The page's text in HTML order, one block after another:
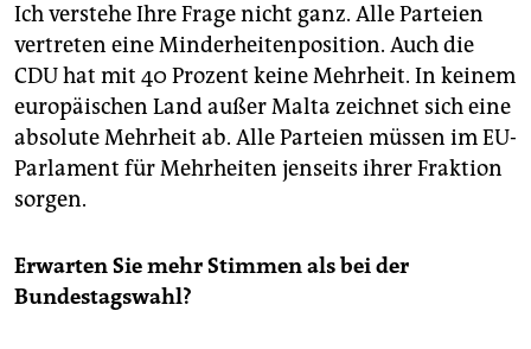
Ich verstehe Ihre Frage nicht ganz. Alle Parteien
vertreten eine Minderheitenposition. Auch die
CDU hat mit 40 Prozent keine Mehrheit. In keinem
europäischen Land außer Malta zeichnet sich eine
absolute Mehrheit ab. Alle Parteien müssen im EU-
Parlament für Mehrheiten jenseits ihrer Fraktion
sorgen.
Erwarten Sie mehr Stimmen als bei der
Bundestagswahl?